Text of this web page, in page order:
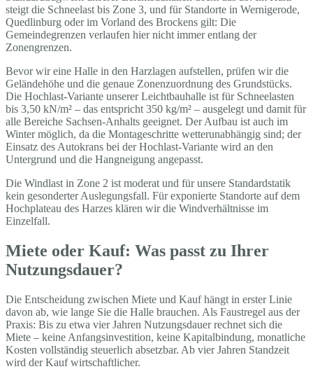
steigt die Schneelast bis Zone 3, und für Standorte in Wernigerode,
Quedlinburg oder im Vorland des Brockens gilt: Die
Gemeindegrenzen verlaufen hier nicht immer entlang der
Zonengrenzen.
Bevor wir eine Halle in den Harzlagen aufstellen, prüfen wir die
Geländehöhe und die genaue Zonenzuordnung des Grundstücks.
Die Hochlast-Variante unserer Leichtbauhalle ist für Schneelasten
bis 3,50 kN/m² – das entspricht 350 kg/m² – ausgelegt und damit für
alle Bereiche Sachsen-Anhalts geeignet. Der Aufbau ist auch im
Winter möglich, da die Montageschritte wetterunabhängig sind; der
Einsatz des Autokrans bei der Hochlast-Variante wird an den
Untergrund und die Hangneigung angepasst.
Die Windlast in Zone 2 ist moderat und für unsere Standardstatik
kein gesonderter Auslegungsfall. Für exponierte Standorte auf dem
Hochplateau des Harzes klären wir die Windverhältnisse im
Einzelfall.
Miete oder Kauf: Was passt zu Ihrer
Nutzungsdauer?
Die Entscheidung zwischen Miete und Kauf hängt in erster Linie
davon ab, wie lange Sie die Halle brauchen. Als Faustregel aus der
Praxis: Bis zu etwa vier Jahren Nutzungsdauer rechnet sich die
Miete – keine Anfangsinvestition, keine Kapitalbindung, monatliche
Kosten vollständig steuerlich absetzbar. Ab vier Jahren Standzeit
wird der Kauf wirtschaftlicher.